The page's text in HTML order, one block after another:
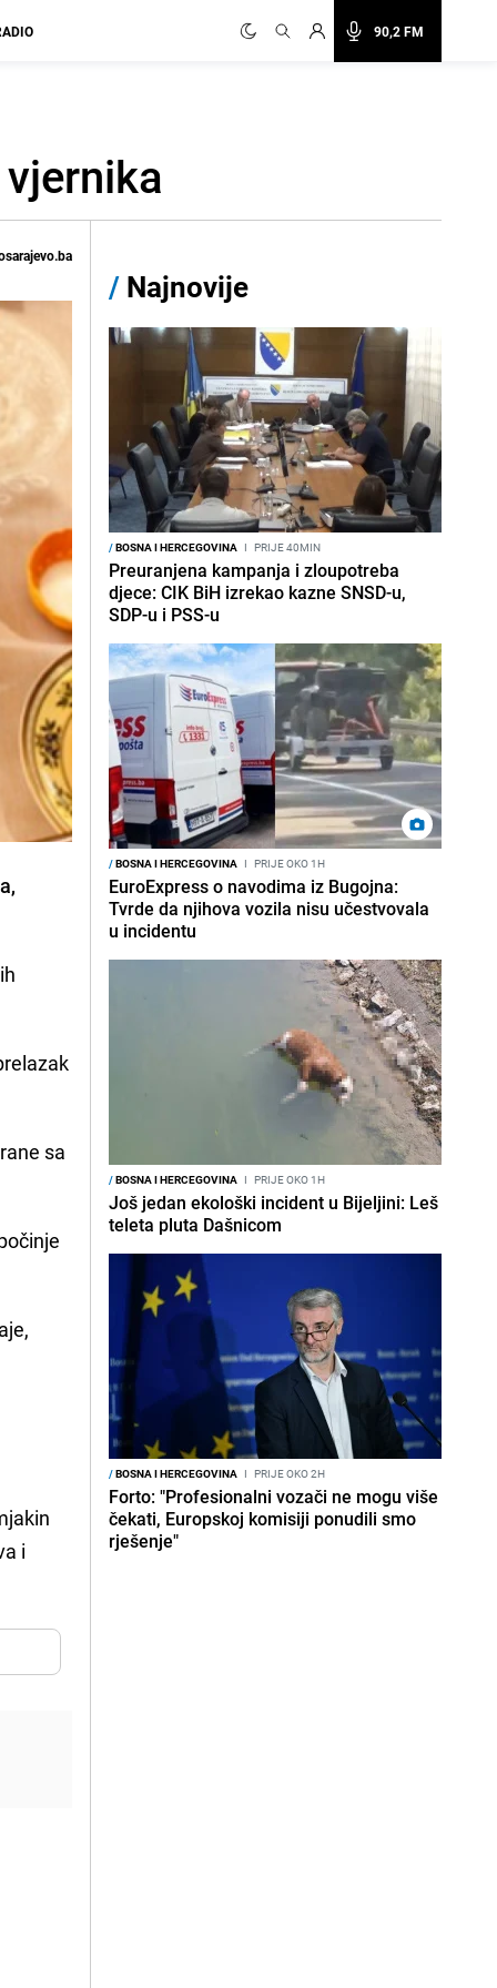
90,2 FM
,
sa
i
/ Najnovije
/BOSNA I HERCEGOVINA I PRIJE 40MIN
Preuranjena kampanja i zloupotreba
djece: CIK BiH izrekao kazne SNSD-u,
SDP-u i PSS-u
/BOSNA I HERCEGOVINA I PRIJE OKO 1H
EuroExpress o navodima iz Bugojna:
Tvrde da njihova vozila nisu učestvovala
u incidentu
/BOSNA I HERCEGOVINA I PRIJE OKO 1H
Još jedan ekološki incident u Bijeljini: Leš
teleta pluta Dašnicom
/BOSNA I HERCEGOVINA I PRIJE OKO 2H
Forto: "Profesionalni vozači ne mogu više
čekati, Europskoj komisiji ponudili smo
rješenje"